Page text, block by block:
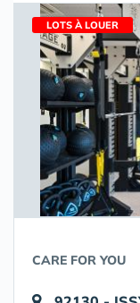
LOTS À LOUER
CARE FOR YOU